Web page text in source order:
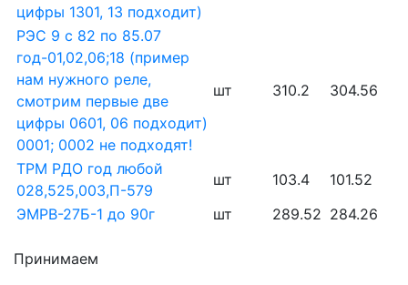
цифры 1301, 13 подходит)
РЭС 9 с 82 по 85.07
год-01,02,06;18 (пример
нам нужного реле,
смотрим первые две
цифры 0601, 06 подходит)
0001; 0002 не подходят!
шт 310.2 304.56
ТРМ РДО год любой
028,525,003,П-579
шт 103.4
101.52
ЭМРВ-27Б-1 до 90г
шт 289.52 284.26
Принимаем